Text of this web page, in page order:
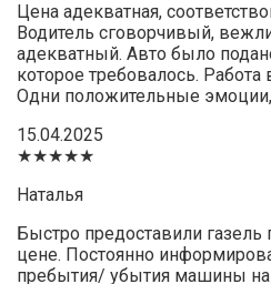
Цена адекватная,
Водитель сговорчивый,
адекватный. Авто было
которое требовалось.
Одни положительные эмоции,
15.04.2025
★★★★★
Наталья
Быстро предоставили газель
цене. Постоянно
пребытия/ убытия машины на